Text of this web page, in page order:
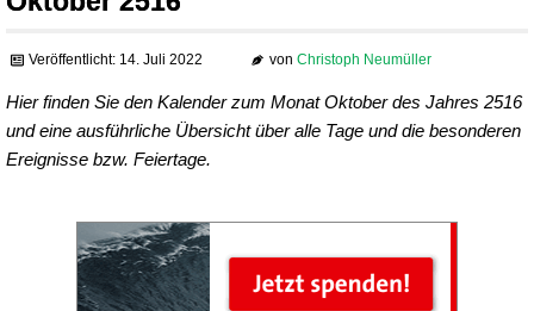
Veröffentlicht: 14. Juli 2022 von Christoph Neumüller
Hier finden Sie den Kalender zum Monat Oktober des Jahres 2516
und eine ausführliche Übersicht über alle Tage und die besonderen
Ereignisse bzw. Feiertage.